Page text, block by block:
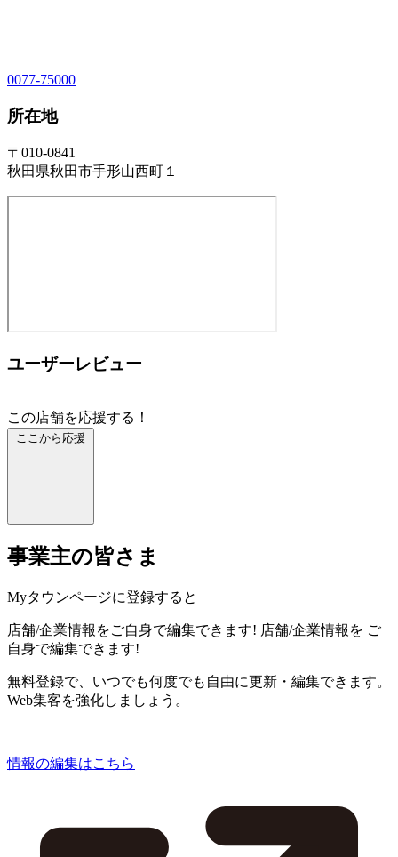
0077-75000
所在地
〒010-0841
秋田県秋田市手形山西町１
ユーザーレビュー
この店舗を応援する！
ここから応援
事業主の皆さま
Myタウンページに登録すると
店舗/企業情報をご自身で編集できます! 店舗/企業情報を ご
自身で編集できます!
無料登録で、いつでも何度でも自由に更新・編集できます。
Web集客を強化しましょう。
情報の編集はこちら